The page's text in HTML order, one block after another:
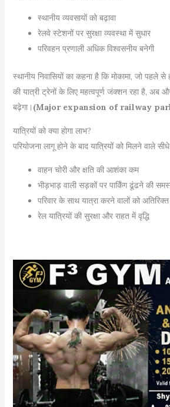
स्थानीय व्यवसायों को बढ़ावा
रेलवे स्टेशनों पर सुरक्षा व्यवस्था में सुधार
परिवहन प्रणाली अधिक विश्वसनीय बनेगी
स्थानीय निवासियों का कहना है कि मोकामा, जो पहले से
की यात्री ट्रेनों के लिए महत्वपूर्ण जंक्शन रहा है, अब
बढ़ेगा। (Major expansion of railway
यात्रियों को क्या होगा लाभ?
परियोजना लागू होने के बाद यात्रियों को मिलने वाले
वाहन चोरी और क्षति की आशंका कम
भीड़भाड़ वाली सड़कों पर पार्किंग ढूंढने की
परिवार के साथ यात्रा करने वालों को अतिरिक्त
रेल यात्रियों की सुरक्षा और राहत में वृद्धि